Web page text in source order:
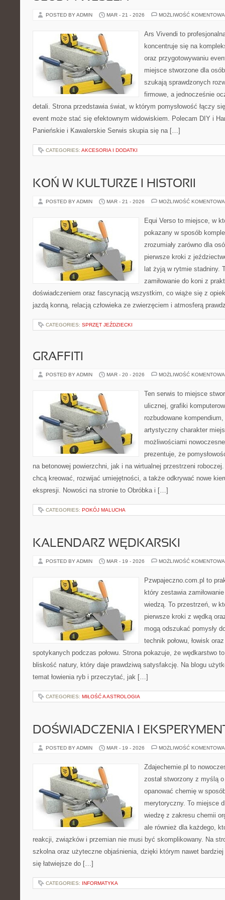
POSTED BY ADMIN MAR - 21 - 2026 MOŻLIWOŚĆ
Ars Vivendi to
koncentruje się na
oraz przygotowywaniu
miejsce stworzone dla
szukają sprawdzonych
firmowe, a jednocześnie
detali. Strona przedstawia świat, w którym pomysłowość łączy
event może stać się efektownym widowiskiem. Polecam DIY i
Panieńskie i Kawalerskie Serwis skupia się na […]
CATEGORIES: AKCESORIA I DODATKI
KOŃ W KULTURZE I HISTORII
POSTED BY ADMIN MAR - 21 - 2026 MOŻLIWOŚĆ
Equi Verso to miejsce, w
pokazany w sposób
zrozumiały zarówno dla
pierwsze kroki z
lat żyją w rytmie stadniny.
zamiłowanie do koni z
doświadczeniem oraz fascynacją wszystkim, co wiąże się z
jazdą konną, relacją człowieka ze zwierzęciem i atmosferą
CATEGORIES: SPRZĘT JEŹDZIECKI
GRAFFITI
POSTED BY ADMIN MAR - 20 - 2026 MOŻLIWOŚĆ
Ten serwis to miejsce
ulicznej, grafiki
rozbudowane
artystyczny charakter
możliwościami
prezentuje, że
na betonowej powierzchni, jak i na wirtualnej przestrzeni
chcą kreować, rozwijać umiejętności, a także odkrywać nowe
ekspresji. Nowości na stronie to Obróbka i […]
CATEGORIES: POKÓJ MALUCHA
KALENDARZ WĘDKARSKI
POSTED BY ADMIN MAR - 19 - 2026 MOŻLIWOŚĆ
Pzwpajeczno.com.pl to
który zestawia
wiedzą. To przestrzeń, w
pierwsze kroki z wędką
mogą odszukać pomysły
technik połowu, łowisk
spotykanych podczas połowu. Strona pokazuje, że wędkarstwo
bliskość natury, który daje prawdziwą satysfakcję. Na blogu
temat łowienia ryb i przeczytać, jak […]
CATEGORIES: MIŁOŚĆ A ASTROLOGIA
DOŚWIADCZENIA I
POSTED BY ADMIN MAR - 19 - 2026 MOŻLIWOŚĆ
Zdajechemie.pl to
został stworzony z myślą
opanować chemię w
merytoryczny. To miejsce
wiedzę z zakresu chemii
ale również dla każdego,
reakcji, związków i przemian nie musi być skomplikowany. Na
szkolna oraz użyteczne objaśnienia, dzięki którym nawet bardziej
się łatwiejsze do […]
CATEGORIES: INFORMATYKA